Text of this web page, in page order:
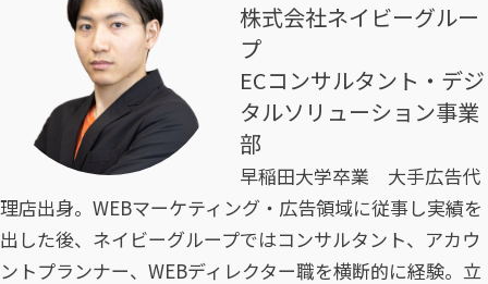
株式会社ネイビーグルー
プ
ECコンサルタント・デジ
タルソリューション事業
部
早稲田大学卒業 大手広告代
理店出身​。WEBマーケティング・広告領域に従事し実績を
出した後、​ネイビーグループではコンサルタント、アカウ
ントプランナー、WEBディレクター職を横断的に経験。立